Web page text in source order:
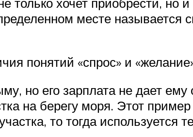
месте называется
понятий «спрос» и
но его зарплата не дает
на берегу моря. Этот пример
то тогда используется